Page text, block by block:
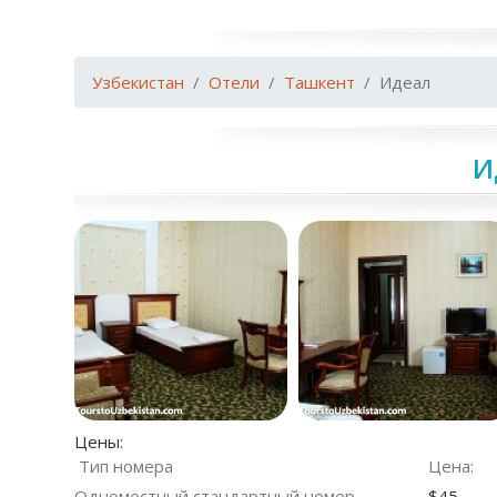
Узбекистан Отели Ташкент Идеал
Цены:
Тип номера
Цена: